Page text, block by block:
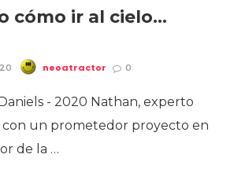
cómo ir al cielo…
neoatractor 0
- 2020 Nathan, experto
un prometedor proyecto en
de la …